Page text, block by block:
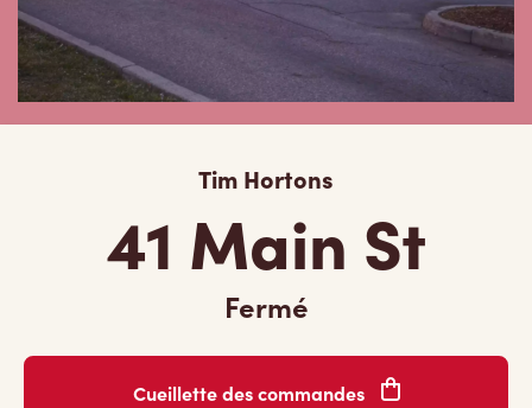
Tim Hortons
41 Main St
Fermé
Cueillette des commandes